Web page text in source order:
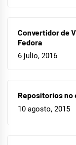
Convertidor de
Fedora
6 julio, 2016
Repositorios no
10 agosto, 2015